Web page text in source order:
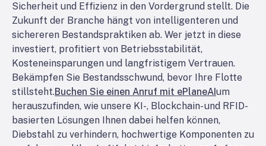
Sicherheit und Effizienz in den Vordergrund stellt. Die
Zukunft der Branche hängt von intelligenteren und
sichereren Bestandspraktiken ab. Wer jetzt in diese
investiert, profitiert von Betriebsstabilität,
Kosteneinsparungen und langfristigem Vertrauen.
Bekämpfen Sie Bestandsschwund, bevor Ihre Flotte
stillsteht.Buchen Sie einen Anruf mit ePlaneAIum
herauszufinden, wie unsere KI-, Blockchain- und RFID-
basierten Lösungen Ihnen dabei helfen können,
Diebstahl zu verhindern, hochwertige Komponenten zu